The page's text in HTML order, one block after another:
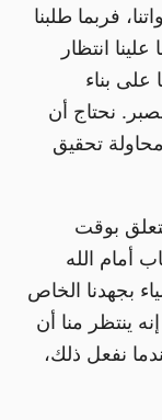
فربما طلبنا
انتظار
على بناء
نحتاج أن
تحقيق
بوقت
أمام الله
بجهدنا الخاص
ينتظر منا أن
نفعل ذلك،